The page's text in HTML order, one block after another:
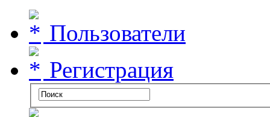
Пользователи
Регистрация